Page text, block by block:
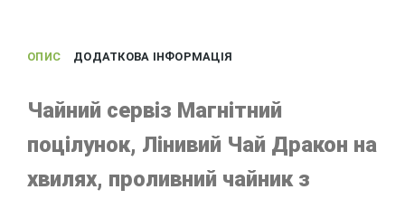
ОПИС ДОДАТКОВА ІНФОРМАЦІЯ
Чайний сервіз Магнітний
поцілунок, Лінивий Чай Дракон на
хвилях, проливний чайник з